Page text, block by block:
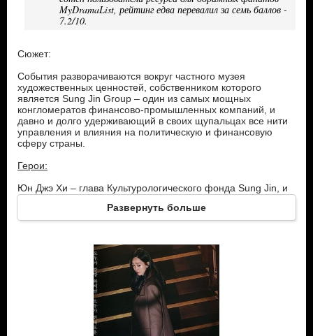
MyDramaList, рейтинг едва перевалил за семь баллов -
7.2/10.
Сюжет:
События разворачиваются вокруг частного музея
художественных ценностей, собственником которого
является Sung Jin Group – один из самых мощных
конгломератов финансово-промышленных компаний, и
давно и долго удерживающий в своих щупальцах все нити
управления и влияния на политическую и финансовую
сферу страны.
Герои:
Юн Джэ Хи – глава Культурологического фонда Sung Jin, и
по совместительству директор того самого музея. Чтобы
добиться своего положения, женщина оставила своего
давнего возлюбленного и вышла замуж за второго сына в
искренне полагает, что в главное жизни не любовь, а
стабильное положение и большой доход. Однако дело
осложняется тем, что ее муж незаконнорождённый, и ему
закрыты многие пути к блестящей карьере. Но героиня не
собирается останавливаться. Она решает сделать своего
супруга президентом страны, для чего вступает в союз с
претендентом на пост генерального прокурора, и вместе
они начинают борьбу против Sung Jin.
Развернуть больше